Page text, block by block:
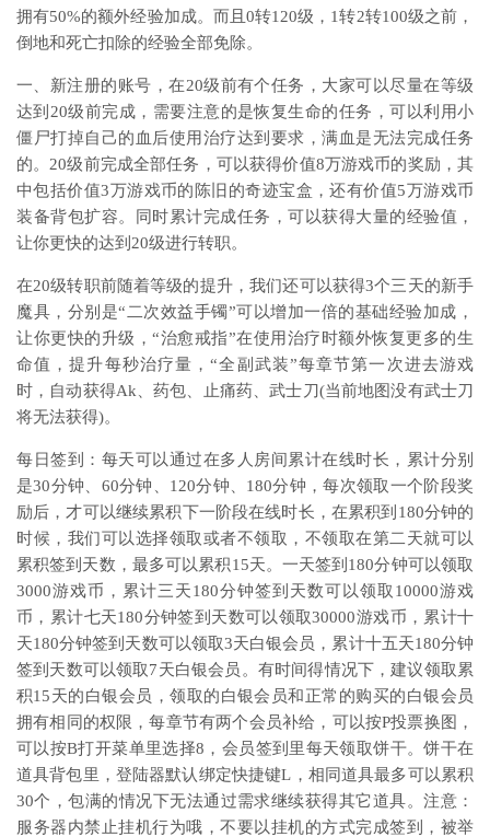
拥有50%的额外经验加成。而且0转120级，1转2转100级之前，
倒地和死亡扣除的经验全部免除。
一、新注册的账号，在20级前有个任务，大家可以尽量在等级
达到20级前完成，需要注意的是恢复生命的任务，可以利用小
僵尸打掉自己的血后使用治疗达到要求，满血是无法完成任务
的。20级前完成全部任务，可以获得价值8万游戏币的奖励，其
中包括价值3万游戏币的陈旧的奇迹宝盒，还有价值5万游戏币
装备背包扩容。同时累计完成任务，可以获得大量的经验值，
让你更快的达到20级进行转职。
在20级转职前随着等级的提升，我们还可以获得3个三天的新手
魔具，分别是“二次效益手镯”可以增加一倍的基础经验加成，
让你更快的升级，“治愈戒指”在使用治疗时额外恢复更多的生
命值，提升每秒治疗量，“全副武装”每章节第一次进去游戏
时，自动获得Ak、药包、止痛药、武士刀(当前地图没有武士刀
将无法获得)。
每日签到：每天可以通过在多人房间累计在线时长，累计分别
是30分钟、60分钟、120分钟、180分钟，每次领取一个阶段奖
励后，才可以继续累积下一阶段在线时长，在累积到180分钟的
时候，我们可以选择领取或者不领取，不领取在第二天就可以
累积签到天数，最多可以累积15天。一天签到180分钟可以领取
3000游戏币，累计三天180分钟签到天数可以领取10000游戏
币，累计七天180分钟签到天数可以领取30000游戏币，累计十
天180分钟签到天数可以领取3天白银会员，累计十五天180分钟
签到天数可以领取7天白银会员。有时间得情况下，建议领取累
积15天的白银会员，领取的白银会员和正常的购买的白银会员
拥有相同的权限，每章节有两个会员补给，可以按P投票换图，
可以按B打开菜单里选择8，会员签到里每天领取饼干。饼干在
道具背包里，登陆器默认绑定快捷键L，相同道具最多可以累积
30个，包满的情况下无法通过需求继续获得其它道具。注意：
服务器内禁止挂机行为哦，不要以挂机的方式完成签到，被举